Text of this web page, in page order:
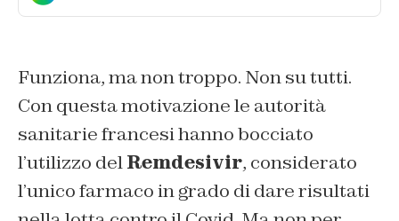
Funziona, ma non troppo. Non su tutti.
Con questa motivazione le autorità
sanitarie francesi hanno bocciato
l’utilizzo delRemdesivir, considerato
l’unico farmaco in grado di dare risultati